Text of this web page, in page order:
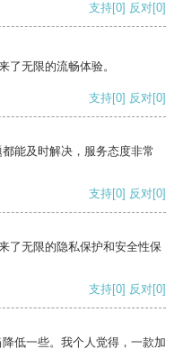
支持[0] 反对[0]
了无限的流畅体验。
支持[0] 反对[0]
能及时解决，服务态度非常
支持[0] 反对[0]
了无限的隐私保护和安全性保
支持[0] 反对[0]
低一些。我个人觉得，一款加